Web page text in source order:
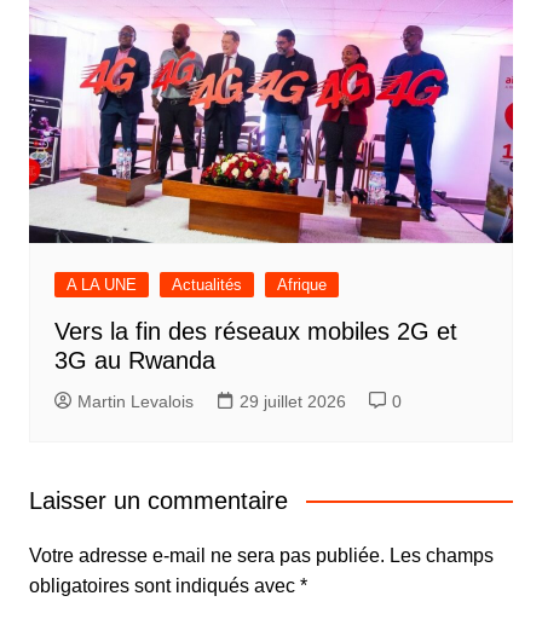
A LA UNE Actualités Afrique
Vers la fin des réseaux mobiles 2G et
3G au Rwanda
Martin Levalois 29 juillet 2026 0
Laisser un commentaire
Votre adresse e-mail ne sera pas publiée. Les champs
obligatoires sont indiqués avec *